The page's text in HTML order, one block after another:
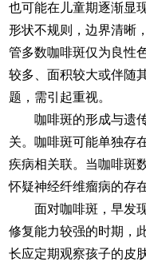
也可能在儿童期逐渐显
形状不规则，边界清晰
管多数咖啡斑仅为良性
较多、面积较大或伴随
题，需引起重视。
咖啡斑的形成与遗传
关。咖啡斑可能单独存
疾病相关联。当咖啡斑
怀疑神经纤维瘤病的存
面对咖啡斑，早发现
修复能力较强的时期，
长应定期观察孩子的皮